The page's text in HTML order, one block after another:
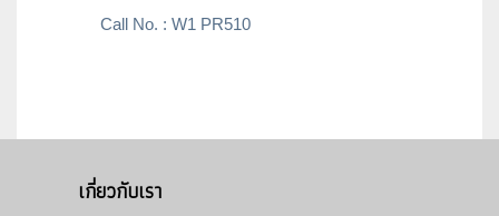
Call No. : W1 PR510
เกี่ยวกับเรา